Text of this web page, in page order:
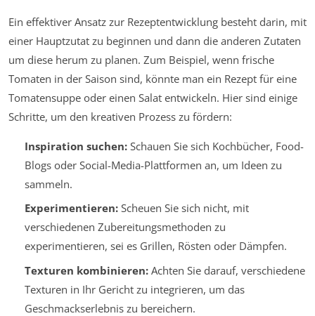
Ein effektiver Ansatz zur Rezeptentwicklung besteht darin, mit
einer Hauptzutat zu beginnen und dann die anderen Zutaten
um diese herum zu planen. Zum Beispiel, wenn frische
Tomaten in der Saison sind, könnte man ein Rezept für eine
Tomatensuppe oder einen Salat entwickeln. Hier sind einige
Schritte, um den kreativen Prozess zu fördern:
Inspiration suchen:Schauen Sie sich Kochbücher, Food-
Blogs oder Social-Media-Plattformen an, um Ideen zu
sammeln.
Experimentieren:Scheuen Sie sich nicht, mit
verschiedenen Zubereitungsmethoden zu
experimentieren, sei es Grillen, Rösten oder Dämpfen.
Texturen kombinieren:Achten Sie darauf, verschiedene
Texturen in Ihr Gericht zu integrieren, um das
Geschmackserlebnis zu bereichern.